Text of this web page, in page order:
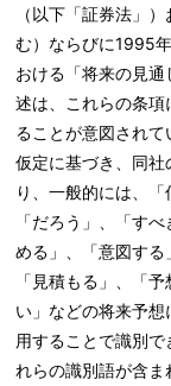
（以下「証券法」
む）ならびに1995
おける「将来の見
述は、これらの条
ることが意図され
仮定に基づき、同
り、一般的には、
「だろう」、「す
める」、「意図する
「見積もる」、「
い」などの将来予
用することで識別
れらの識別語が含